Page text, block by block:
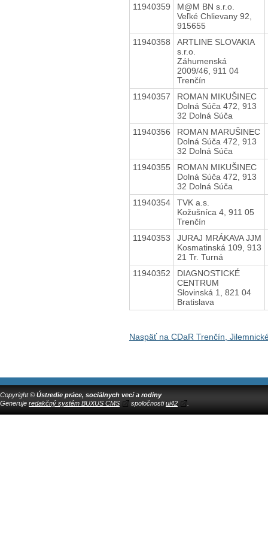
11940359
M@M BN s.r.o.
Veľké Chlievany 92,
915655
11940358
ARTLINE SLOVAKIA
s.r.o.
Záhumenská
2009/46, 911 04
Trenčín
11940357
ROMAN MIKUŠINEC
Dolná Súča 472, 913
32 Dolná Súča
11940356
ROMAN MARUŠINEC
Dolná Súča 472, 913
32 Dolná Súča
11940355
ROMAN MIKUŠINEC
Dolná Súča 472, 913
32 Dolná Súča
11940354
TVK a.s.
Kožušníca 4, 911 05
Trenčín
11940353
JURAJ MRÁKAVA JJM
Kosmatinská 109, 913
21 Tr. Turná
11940352
DIAGNOSTICKÉ
CENTRUM
Slovinská 1, 821 04
Bratislava
Naspäť na CDaR Trenčín,
Copyright © Ústredie práce, sociálnych vecí a rodiny
Generuje redakčný systém BUXUS CMS spoločnostiui42